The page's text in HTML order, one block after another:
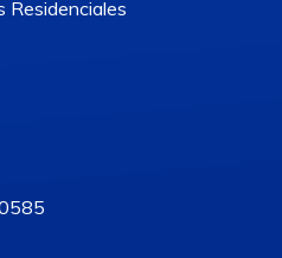
Residenciales